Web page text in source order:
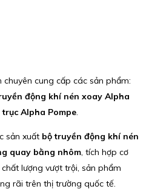
cung cấp các sản phẩm:
động khí nén xoay Alpha
Alpha Pompe.
sản xuất bộ truyền động khí nén
quay bằng nhôm, tích hợp cơ
lượng vượt trội, sản phẩm
rãi trên thị trường quốc tế.